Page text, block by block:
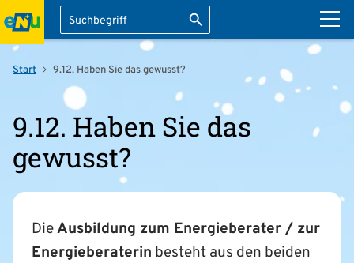
Suche Suche starten
überspringen
Start 9.12. Haben Sie das gewusst?
9.12. Haben Sie das
gewusst?
DieAusbildung zum Energieberater / zur
Energieberaterin besteht aus den beiden